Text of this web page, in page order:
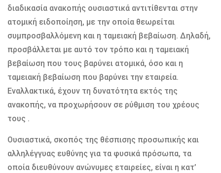
διαδικασία ανακοπής ουσιαστικά αντιτίθενται στην
ατομική ειδοποίηση, με την οποία θεωρείται
συμπροσβαλλόμενη και η ταμειακή βεβαίωση. Δηλαδή,
προσβάλλεται με αυτό τον τρόπο και η ταμειακή
βεβαίωση που τους βαρύνει ατομικά, όσο και η
ταμειακή βεβαίωση που βαρύνει την εταιρεία.
Εναλλακτικά, έχουν τη δυνατότητα εκτός της
ανακοπής, να προχωρήσουν σε ρύθμιση του χρέους
τους .
Ουσιαστικά, σκοπός της θέσπισης προσωπικής και
αλληλέγγυας ευθύνης για τα φυσικά πρόσωπα, τα
οποία διευθύνουν ανώνυμες εταιρείες, είναι η κατ’